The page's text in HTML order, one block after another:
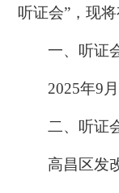
听证会” ，现
一、听证
2025年9 月
二、听证
高昌区发